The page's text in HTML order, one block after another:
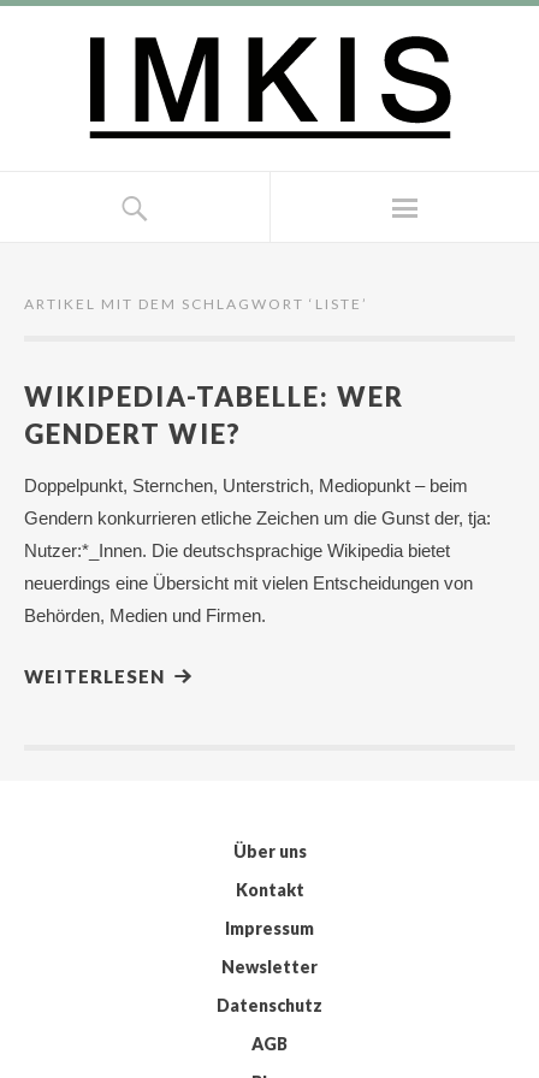
ARTIKEL MIT DEM SCHLAGWORT ‘ LISTE ’
WIKIPEDIA-TABELLE: WER
GENDERT WIE?
Doppelpunkt, Sternchen, Unterstrich, Mediopunkt – beim
Gendern konkurrieren etliche Zeichen um die Gunst der, tja:
Nutzer:*_Innen. Die deutschsprachige Wikipedia bietet
neuerdings eine Übersicht mit vielen Entscheidungen von
Behörden, Medien und Firmen.
WEITERLESEN
Über uns
Kontakt
Impressum
Newsletter
Datenschutz
AGB